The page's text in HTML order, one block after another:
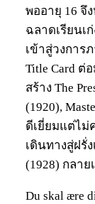
พออายุ 16 จึ
ฉลาดเรียนเ
เข้าสู่วงการ
Title Card
สร้าง The
(1920),
ดีเยี่ยมแต่ไม่
เดินทางสู่ฝรั่ง
(1928) กลา
Du skal ære